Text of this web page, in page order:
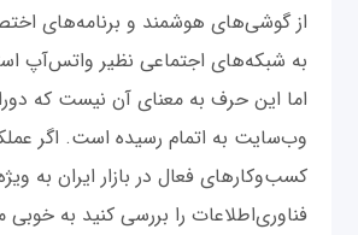
از گوشی‌های هوشمند و برنامه‌های
به شبکه‌های اجتماعی نظیر واتس‌آپ
اما این حرف به معنای آن نیست که
وب‌سایت به اتمام رسیده است. اگر
کسب‌وکارهای فعال در بازار ایران به
فناوری‌اطلاعات را بررسی کنید به